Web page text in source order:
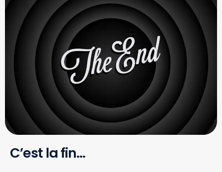
C’est la fin…